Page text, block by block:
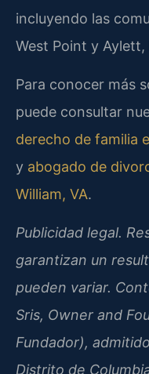
incluyendo las
West Point y
Para conocer más
puede consultar
derecho de familia
y abogado de
William, VA.
Publicidad legal.
garantizan un
pueden variar.
Sris, Owner and
Fundador),
Distrito de